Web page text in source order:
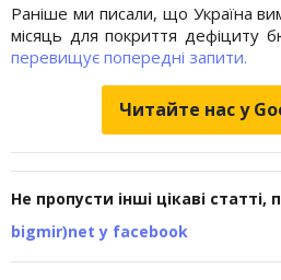
Раніше ми писали, що Україна
місяць для покриття дефіциту
перевищує попередні запити.
Читайте нас у
Не пропусти інші цікаві статті,
bigmir)net у facebook